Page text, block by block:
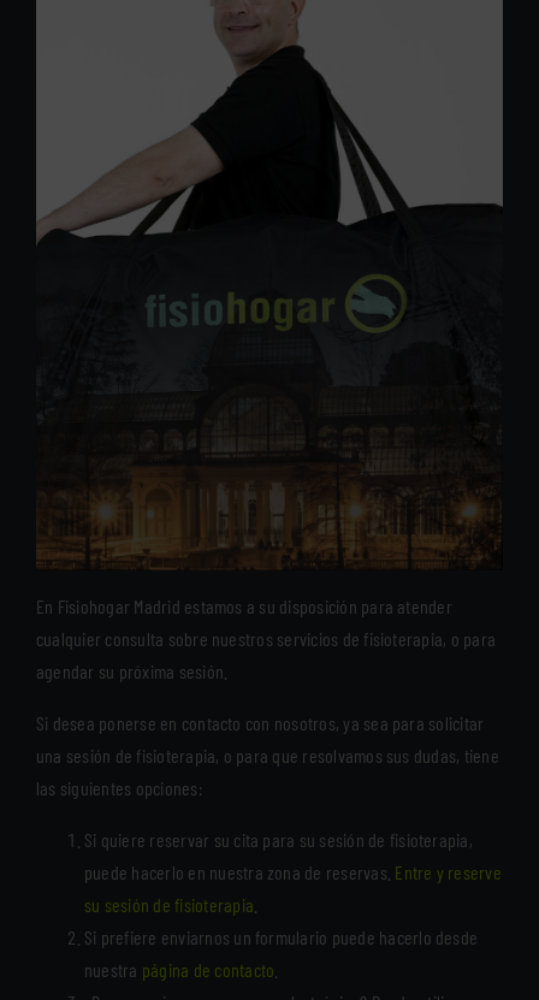
En Fisiohogar Madrid estamos a su disposición para atender
cualquier consulta sobre nuestros servicios de fisioterapia, o para
agendar su próxima sesión.
Si desea ponerse en contacto con nosotros, ya sea para solicitar
una sesión de fisioterapia, o para que resolvamos sus dudas, tiene
las siguientes opciones:
Si quiere reservar su cita para su sesión de fisioterapia,
puede hacerlo en nuestra zona de reservas. Entre y reserve
su sesión de fisioterapia
Si prefiere enviarnos un formulario puede hacerlo desde
nuestra página de contacto